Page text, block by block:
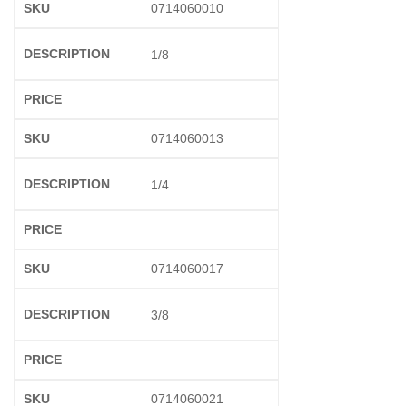
0714060010
1/8
0714060013
1/4
0714060017
3/8
0714060021